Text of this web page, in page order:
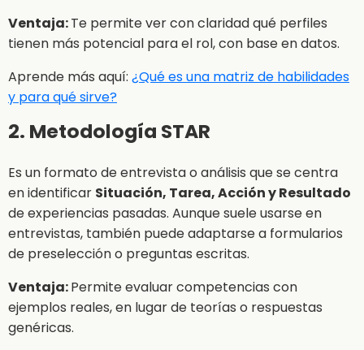
Ventaja:Te permite ver con claridad qué perfiles
tienen más potencial para el rol, con base en datos.
Aprende más aquí: ¿Qué es una matriz de habilidades
y para qué sirve?
2. Metodología STAR
Es un formato de entrevista o análisis que se centra
en identificar Situación, Tarea, Acción y Resultado
de experiencias pasadas. Aunque suele usarse en
entrevistas, también puede adaptarse a formularios
de preselección o preguntas escritas.
Ventaja:Permite evaluar competencias con
ejemplos reales, en lugar de teorías o respuestas
genéricas.